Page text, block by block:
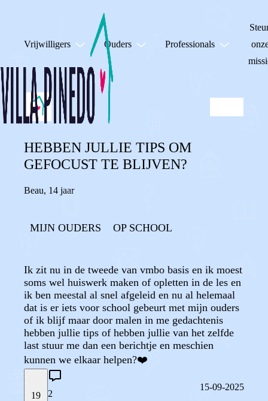
Vrijwilligers Ouders Professionals
HEBBEN JULLIE TIPS OM
GEFOCUST TE BLIJVEN?
Beau, 14 jaar
MIJN OUDERS OP SCHOOL
Ik zit nu in de tweede van vmbo basis en ik moest
soms wel huiswerk maken of opletten in de les en
ik ben meestal al snel afgeleid en nu al helemaal
dat is er iets voor school gebeurt met mijn ouders
of ik blijf maar door malen in me gedachtenis
hebben jullie tips of hebben jullie van het zelfde
last stuur me dan een berichtje en meschien
kunnen we elkaar helpen?❤️
19 2
15-09-2025